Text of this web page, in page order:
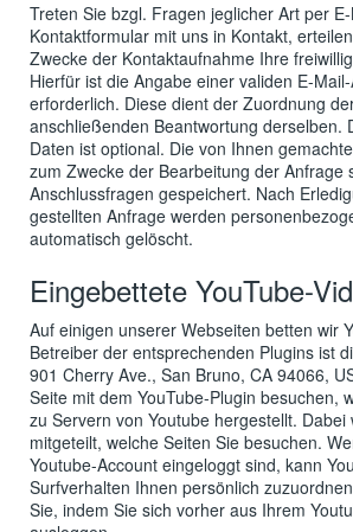
Treten Sie bzgl. Fragen jeglicher Art per
Kontaktformular mit uns in Kontakt,
Zwecke der Kontaktaufnahme Ihre
Hierfür ist die Angabe einer validen E-
erforderlich. Diese dient der Zuordnung
anschließenden Beantwortung derselben.
Daten ist optional. Die von Ihnen
zum Zwecke der Bearbeitung der Anfrage
Anschlussfragen gespeichert. Nach
gestellten Anfrage werden
automatisch gelöscht.
Eingebettete YouTube-
Auf einigen unserer Webseiten betten wir
Betreiber der entsprechenden Plugins ist
901 Cherry Ave., San Bruno, CA 94066,
Seite mit dem YouTube-Plugin besuchen,
zu Servern von Youtube hergestellt. Dabei
mitgeteilt, welche Seiten Sie besuchen.
Youtube-Account eingeloggt sind, kann
Surfverhalten Ihnen persönlich
Sie, indem Sie sich vorher aus Ihrem